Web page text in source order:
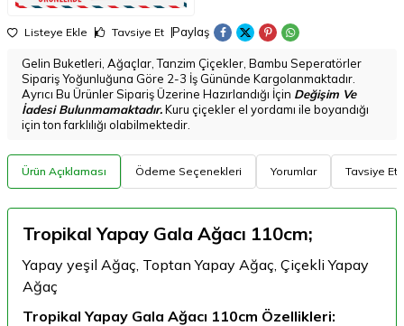
Listeye Ekle Tavsiye Et Paylaş
Gelin Buketleri, Ağaçlar, Tanzim Çiçekler, Bambu Seperatörler
Sipariş Yoğunluğuna Göre 2-3 İş Gününde Kargolanmaktadır.
Ayrıcı Bu Ürünler Sipariş Üzerine Hazırlandığı İçin Değişim Ve
İadesi Bulunmamaktadır.Kuru çiçekler el yordamı ile boyandığı
için ton farklılığı olabilmektedir.
Ürün Açıklaması Ödeme Seçenekleri Yorumlar Tavsiye Et
Tropikal Yapay Gala Ağacı 110cm;
Yapay yeşil Ağaç, Toptan Yapay Ağaç, Çiçekli Yapay
Ağaç
Tropikal Yapay Gala Ağacı 110cm Özellikleri: